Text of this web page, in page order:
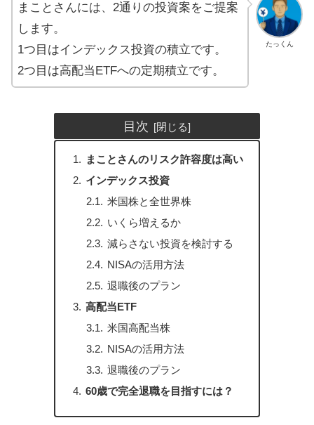
たっくん
まことさんには、2通りの投資案をご提案
します。
1つ目はインデックス投資の積立です。
2つ目は高配当ETFへの定期積立です。
目次
まことさんのリスク許容度は高い
インデックス投資
米国株と全世界株
いくら増えるか
減らさない投資を検討する
NISAの活用方法
退職後のプラン
高配当ETF
米国高配当株
NISAの活用方法
退職後のプラン
60歳で完全退職を目指すには？